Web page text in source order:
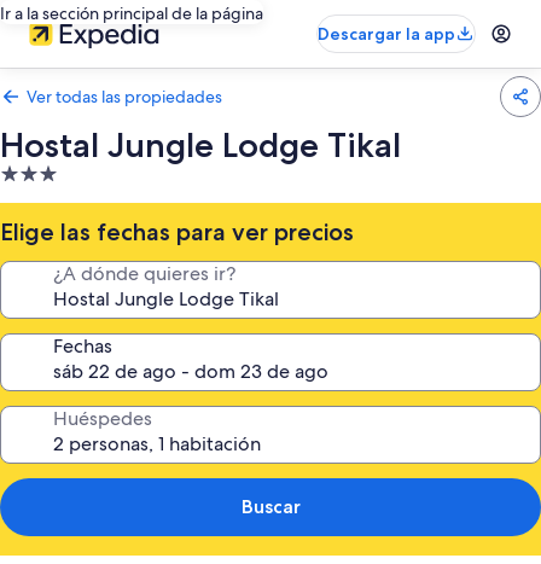
Ir a la sección principal de la página
Descargar la app
Ver todas las propiedades
Hostal Jungle Lodge Tikal
Propiedad
de
3.0
estrellas
Elige las fechas para ver precios
¿A dónde quieres ir?
Fechas
Huéspedes
Buscar